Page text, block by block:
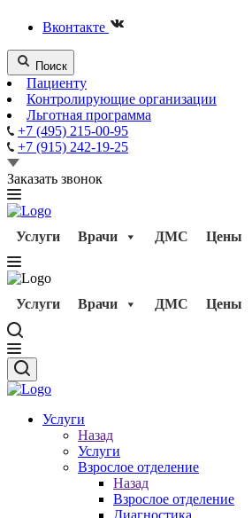
Вконтакте
Поиск
Пациенту
Контролирующие организации
Льготная программа
+7 (495) 215-00-95
+7 (915) 242-19-25
Заказать звонок
Услуги Врачи ДМС Цены
Услуги Врачи ДМС Цены
Услуги
Назад
Услуги
Взрослое отделение
Назад
Взрослое отделение
Диагностика